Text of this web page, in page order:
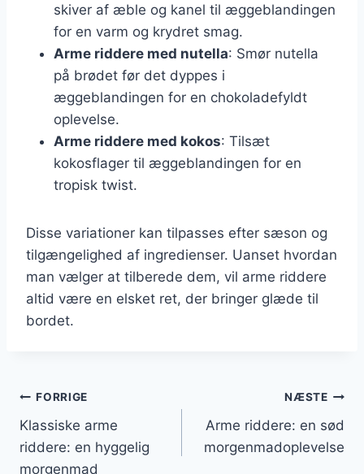
skiver af æble og kanel til æggeblandingen
for en varm og krydret smag.
Arme riddere med nutella: Smør nutella
på brødet før det dyppes i
æggeblandingen for en chokoladefyldt
oplevelse.
Arme riddere med kokos: Tilsæt
kokosflager til æggeblandingen for en
tropisk twist.
Disse variationer kan tilpasses efter sæson og
tilgængelighed af ingredienser. Uanset hvordan
man vælger at tilberede dem, vil arme riddere
altid være en elsket ret, der bringer glæde til
bordet.
Indlægsnavigation
FORRIGE
Klassiske arme
riddere: en hyggelig
morgenmad
NÆSTE
Arme riddere: en sød
morgenmadoplevelse